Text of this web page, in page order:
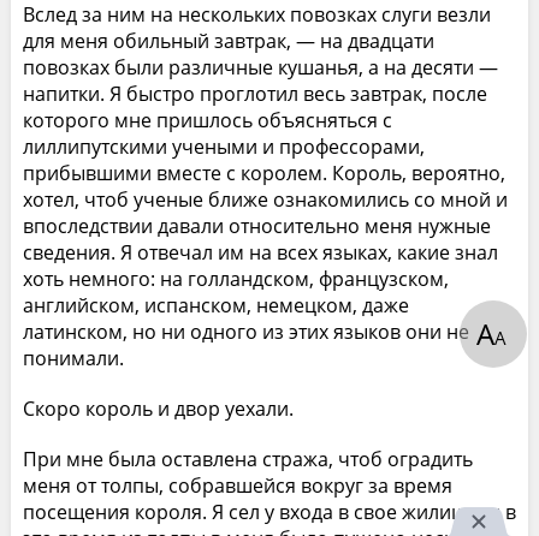
Вслед за ним на нескольких повозках слуги везли
для меня обильный завтрак, — на двадцати
повозках были различные кушанья, а на десяти —
напитки. Я быстро проглотил весь завтрак, после
которого мне пришлось объясняться с
лиллипутскими учеными и профессорами,
прибывшими вместе с королем. Король, вероятно,
хотел, чтоб ученые ближе ознакомились со мной и
впоследствии давали относительно меня нужные
сведения. Я отвечал им на всех языках, какие знал
хоть немного: на голландском, французском,
английском, испанском, немецком, даже
латинском, но ни одного из этих языков они не
понимали.
Скоро король и двор уехали.
При мне была оставлена стража, чтоб оградить
меня от толпы, собравшейся вокруг за время
посещения короля. Я сел у входа в свое жилище, и в
АА